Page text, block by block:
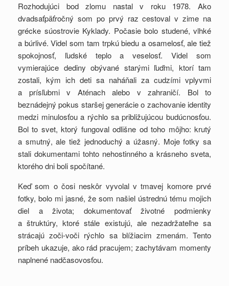
Rozhodujúci bod zlomu nastal v roku 1978. Ako
dvadsaťpäťročný som po prvý raz cestoval v zime na
grécke súostrovie Kyklady. Počasie bolo studené, vlhké
a búrlivé. Videl som tam trpkú biedu a osamelosť, ale tiež
spokojnosť, ľudské teplo a veselosť. Videl som
vymierajúce dediny obývané starými ľuďmi, ktorí tam
zostali, kým ich deti sa naháňali za cudzími vplyvmi
a prísľubmi v Aténach alebo v zahraničí. Bol to
beznádejný pokus staršej generácie o zachovanie identity
medzi minulosťou a rýchlo sa približujúcou budúcnosťou.
Bol to svet, ktorý fungoval odlišne od toho môjho: krutý
a smutný, ale tiež jednoduchý a úžasný. Moje fotky sa
stali dokumentami tohto nehostinného a krásneho sveta,
ktorého dni boli spočítané.
Keď som o čosi neskôr vyvolal v tmavej komore prvé
fotky, bolo mi jasné, že som našiel ústrednú tému mojich
diel a života; dokumentovať životné podmienky
a štruktúry, ktoré stále existujú, ale nezadržateľne sa
strácajú zoči-voči rýchlo sa blížiacim zmenám. Tento
príbeh ukazuje, ako rád pracujem; zachytávam momenty
naplnené nadčasovosťou.